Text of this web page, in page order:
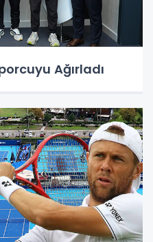
Ağırladı